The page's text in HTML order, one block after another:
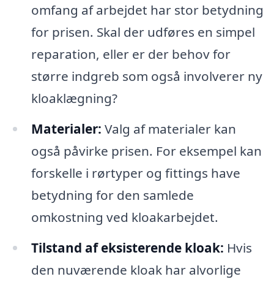
omfang af arbejdet har stor betydning
for prisen. Skal der udføres en simpel
reparation, eller er der behov for
større indgreb som også involverer ny
kloaklægning?
Materialer: Valg af materialer kan
også påvirke prisen. For eksempel kan
forskelle i rørtyper og fittings have
betydning for den samlede
omkostning ved kloakarbejdet.
Tilstand af eksisterende kloak: Hvis
den nuværende kloak har alvorlige